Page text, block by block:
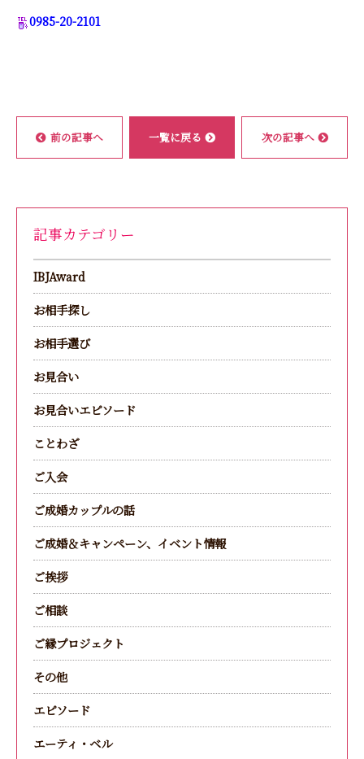
0985-20-2101
前の記事へ 一覧に戻る 次の記事へ
記事カテゴリー
IBJAward
お相手探し
お相手選び
お見合い
お見合いエピソード
ことわざ
ご入会
ご成婚カップルの話
ご成婚＆キャンペーン、イベント情報
ご挨拶
ご相談
ご縁プロジェクト
その他
エピソード
エーティ・ベル